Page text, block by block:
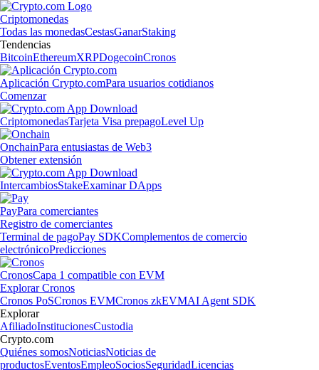
Criptomonedas
Todas las monedasCestasGanarStaking
Tendencias
BitcoinEthereumXRPDogecoinCronos
Aplicación Crypto.comPara usuarios cotidianos
Comenzar
CriptomonedasTarjeta Visa prepagoLevel Up
OnchainPara entusiastas de Web3
Obtener extensión
IntercambiosStakeExaminar DApps
PayPara comerciantes
Registro de comerciantes
Terminal de pagoPay SDKComplementos de comercio
electrónicoPredicciones
CronosCapa 1 compatible con EVM
Explorar Cronos
Cronos PoSCronos EVMCronos zkEVMAI Agent SDK
Explorar
AfiliadoInstitucionesCustodia
Crypto.com
Quiénes somosNoticiasNoticias de
productosEventosEmpleoSociosSeguridadLicencias